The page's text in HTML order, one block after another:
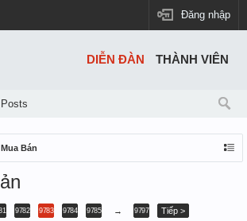
Đăng nhập
Bán
9782 9783 9784 9785 → 9797 Tiếp >
DIỄN ĐÀN THÀNH VIÊN